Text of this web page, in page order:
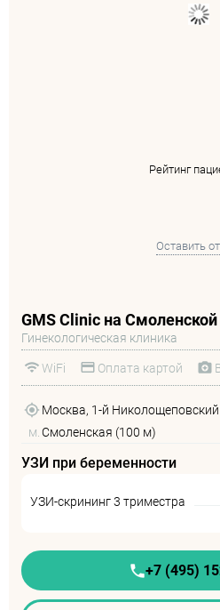
Рейтинг
Оставить
GMS Clinic на Смоленской
Гинекологическая клиника
WiFi Оплата картой
Москва, 1-й Николощеповский
м. Смоленская (100 м)
УЗИ при беременности
УЗИ-скрининг 3 триместра
+7 (495)